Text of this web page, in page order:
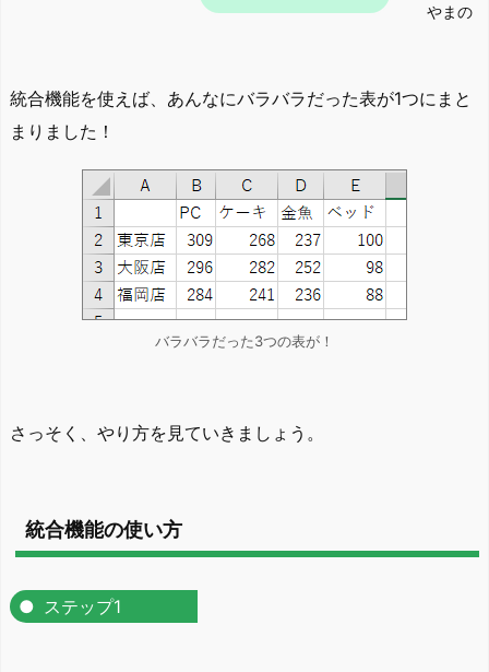
やまの
統合機能を使えば、あんなにバラバラだった表が1つにまと
まりました！
バラバラだった3つの表が！
さっそく、やり方を見ていきましょう。
統合機能の使い方
ステップ1